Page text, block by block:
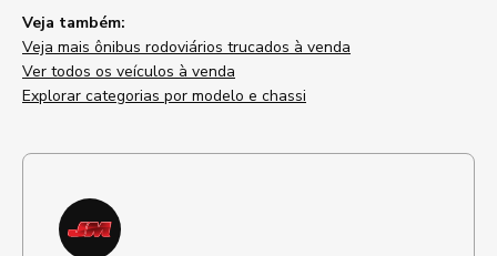
Veja também:
Veja mais ônibus rodoviários trucados à venda
Ver todos os veículos à venda
Explorar categorias por modelo e chassi